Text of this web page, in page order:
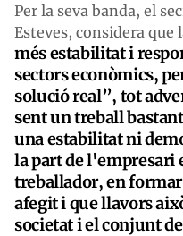
Per la seva banda, el
Esteves, considera que
més estabilitat i
sectors econòmics,
solució real”, tot
sent un treball
una estabilitatni
la part de l'empresari
treballador, en
afegit i que llavors
societat i el conjunt